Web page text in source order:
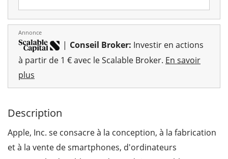
Annonce
| Conseil Broker: Investir en actions
à partir de 1 € avec le Scalable Broker. En savoir
plus
Description
Apple, Inc. se consacre à la conception, à la fabrication
et à la vente de smartphones, d'ordinateurs